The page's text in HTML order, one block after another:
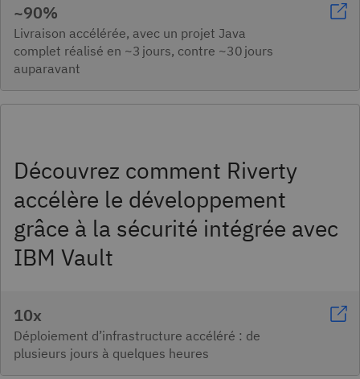
~90%
Livraison accélérée, avec un projet Java
complet réalisé en ~3 jours, contre ~30 jours
auparavant
Découvrez comment Riverty
accélère le développement
grâce à la sécurité intégrée avec
IBM Vault
10x
Déploiement d’infrastructure accéléré : de
plusieurs jours à quelques heures